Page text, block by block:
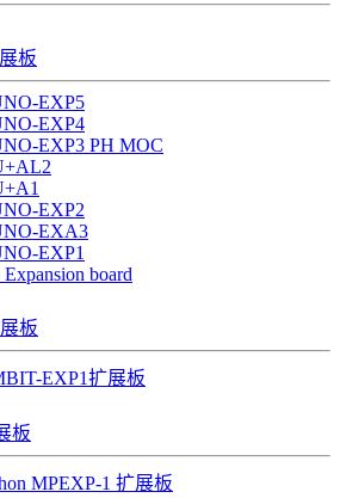
板
EXP5
EXP4
EXP3 PH MOC
EXP2
EXA3
EXP1
board
板
EXP1扩展板
板
MPEXP-1 扩展板